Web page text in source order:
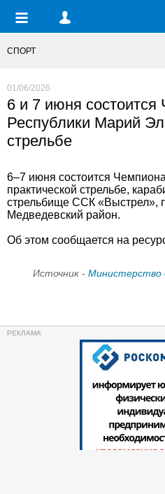
СПОРТ
01/06/2026
6 и 7 июня состоится
Республики Марий Эл
стрельбе
6–7 июня состоится
практической стрельбе,
стрельбище ССК «Выстрел»,
Медведевский район.
Об этом сообщается на
Источник - Министерство